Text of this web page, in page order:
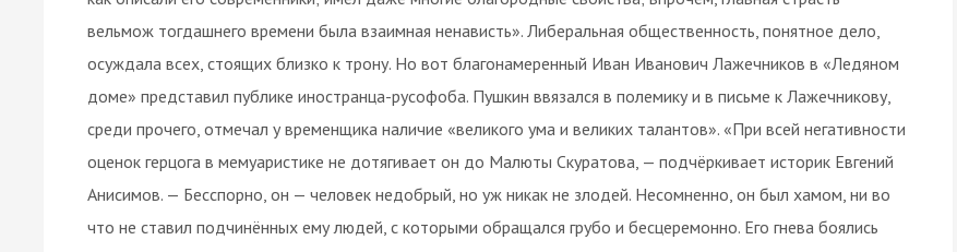
вельмож тогдашнего времени была взаимная ненависть». Либеральная общественность, понятное дело,
осуждала всех, стоящих близко к трону. Но вот благонамеренный Иван Иванович Лажечников в «Ледяном
доме» представил публике иностранца-русофоба. Пушкин ввязался в полемику и в письме к Лажечникову,
среди прочего, отмечал у временщика наличие «великого ума и великих талантов». «При всей негативности
оценок герцога в мемуаристике не дотягивает он до Малюты Скуратова, — подчёркивает историк Евгений
Анисимов. — Бесспорно, он — человек недобрый, но уж никак не злодей. Несомненно, он был хамом, ни во
что не ставил подчинённых ему людей, с которыми обращался грубо и бесцеремонно. Его гнева боялись